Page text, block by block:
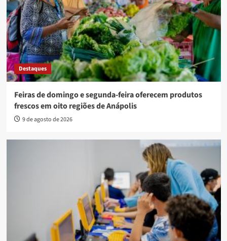
Destaques
Feiras de domingo e segunda-feira oferecem produtos
frescos em oito regiões de Anápolis
9 de agosto de 2026